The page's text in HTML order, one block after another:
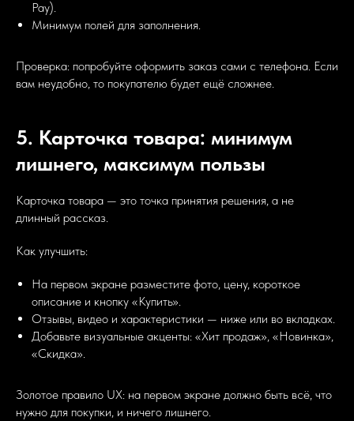
Pay).
Минимум полей для заполнения.
Проверка: попробуйте оформить заказ сами с телефона. Если
вам неудобно, то покупателю будет ещё сложнее.
5. Карточка товара: минимум
лишнего, максимум пользы
Карточка товара — это точка принятия решения, а не
длинный рассказ.
Как улучшить:
На первом экране разместите фото, цену, короткое
описание и кнопку «Купить».
Отзывы, видео и характеристики — ниже или во вкладках.
Добавьте визуальные акценты: «Хит продаж», «Новинка»,
«Скидка».
Золотое правило UX: на первом экране должно быть всё, что
нужно для покупки, и ничего лишнего.